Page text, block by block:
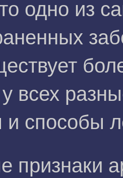
одно из
всех
способы
признаки